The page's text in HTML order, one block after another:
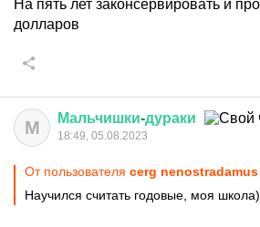
На пять лет законсервировать и
долларов
М Мальчишки-дураки
18:49, 05.08.2023
От пользователя cerg nenostradamus
Научился считать годовые, моя школа)